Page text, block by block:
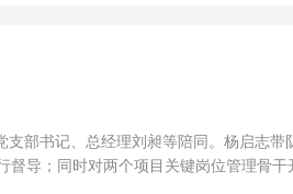
部书记、总经理刘昶等陪同。杨启志
导；同时对两个项目关键岗位管理骨干